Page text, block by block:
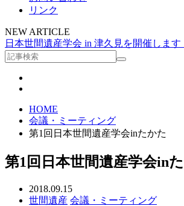
リンク
NEW ARTICLE
日本世間遺産学会 in 津久見を開催します
HOME
会議・ミーティング
第1回日本世間遺産学会inたかた
第1回日本世間遺産学会in
2018.09.15
世間遺産 会議・ミーティング